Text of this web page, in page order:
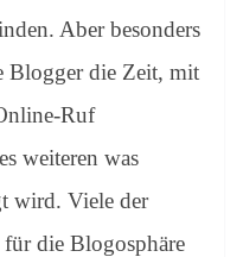
Aber besonders
Blogger die Zeit, mit
Ruf
weiteren was
wird. Viele der
die Blogosphäre